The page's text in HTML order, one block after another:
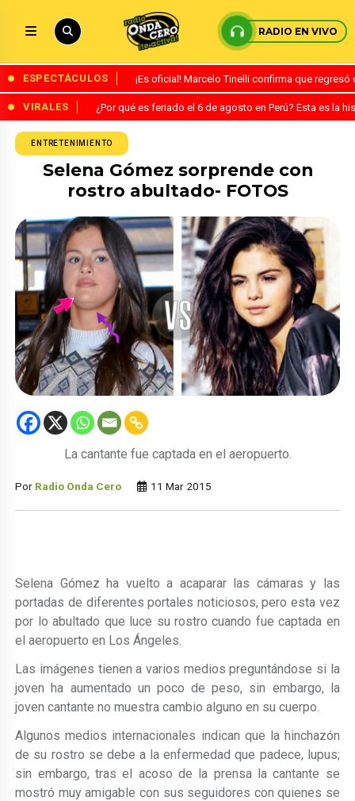
RADIO EN VIVO
ESPECTÁCULOS ¡Es oficial! Marcelo Tinelli confirma que
VIRALES ¿Por qué es feriado el 6 de agosto en Perú? Esta es la
ENTRETENIMIENTO
Selena Gómez sorprende con
rostro abultado- FOTOS
La cantante fue captada en el aeropuerto.
Por Radio Onda Cero 11 Mar 2015
Selena Gómez ha vuelto a acaparar las cámaras y las
portadas de diferentes portales noticiosos, pero esta vez
por lo abultado que luce su rostro cuando fue captada en
el aeropuerto en Los Ángeles.
Las imágenes tienen a varios medios preguntándose si la
joven ha aumentado un poco de peso, sin embargo, la
joven cantante no muestra cambio alguno en su cuerpo.
Algunos medios internacionales indican que la hinchazón
de su rostro se debe a la enfermedad que padece, lupus;
sin embargo, tras el acoso de la prensa la cantante se
mostró muy amigable con sus seguidores con quienes se